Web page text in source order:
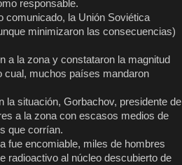
responsable.
comunicado, la Unión Soviética
minimizaron las consecuencias)
a la zona y constataron la magnitud
cual, muchos países mandaron
la situación, Gorbachov, presidente de
a la zona con escasos medios de
que corrían.
fue encomiable, miles de hombres
radioactivo al núcleo descubierto de